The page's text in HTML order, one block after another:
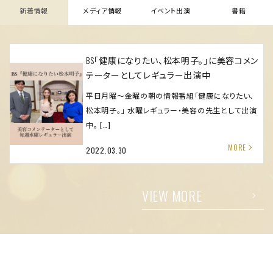
新着情報 メディア情報 イベント出演 書籍
BS「健康になりたい、松本明子。」に美容コメン
テーターとしてレギュラー出演中
平日月曜〜金曜の朝の情報番組「健康になりたい、
松本明子。」 水曜レギュラー・美容の先生として出演
中。 […]
2022.03.30
VIEW MORE